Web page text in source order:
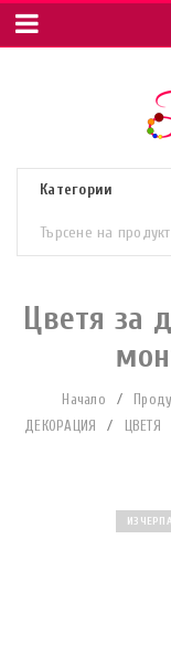
Цветя за
Начало /
ДЕКОРАЦИЯ
/ ЦВЕТЯ